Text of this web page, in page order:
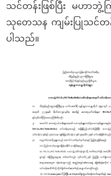
သင်တန်းဖြစ်ပြီး မဟာဘွဲ့
သုတေသန ကျမ်းပြုသင်တန်း
ပါသည်။